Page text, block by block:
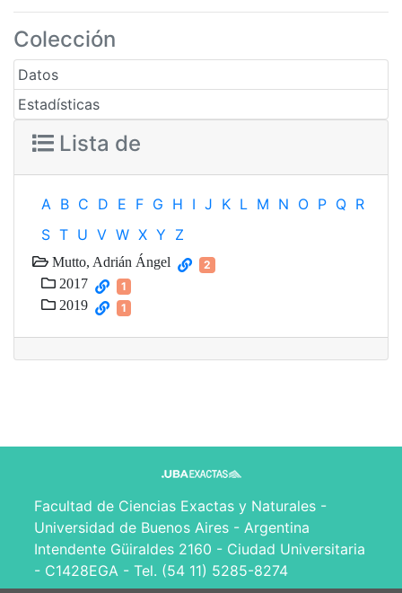
Colección
Datos
Estadísticas
Lista de
A B C D E F G H I J K L M N O P Q R
S T U V W X Y Z
Mutto, Adrián Ángel 2
2017 1
2019 1
Facultad de Ciencias Exactas y Naturales -
Universidad de Buenos Aires - Argentina
Intendente Güiraldes 2160 - Ciudad Universitaria
- C1428EGA - Tel. (54 11) 5285-8274